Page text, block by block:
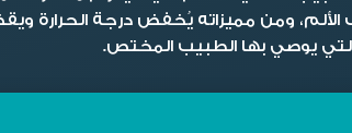
ومن مميزاته يُخفض درجة الحرارة
التي يوصي بها الطبيب المختص.